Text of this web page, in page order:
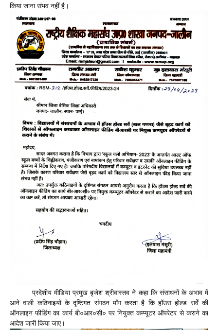
किया जाना संभव नहीं है।
प्रदेशीय मीडिया प्रमुख बृजेश श्रीवास्तव ने कहा कि संसाधनों के अभाव में
आने वाली कठिनाइयों के दृष्टिगत संगठन माँग करता है कि हॉउस होल्ड सर्वे की
ऑनलाइन फीडिंग का कार्य बी०आर०सी० पर नियुक्त कम्प्यूटर ऑपरेटर से कराने का
आदेश जारी किया जाए।